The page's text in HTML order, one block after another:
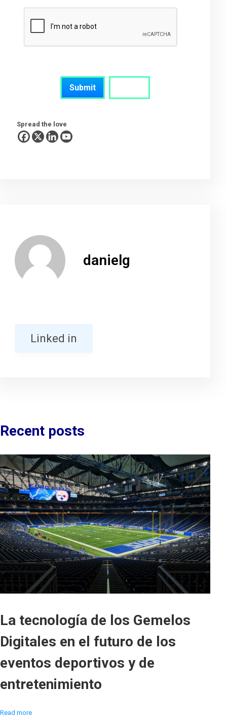
Spread the love
danielg
Linked in
Recent posts
La tecnología de los Gemelos
Digitales en el futuro de los
eventos deportivos y de
entretenimiento
Read more